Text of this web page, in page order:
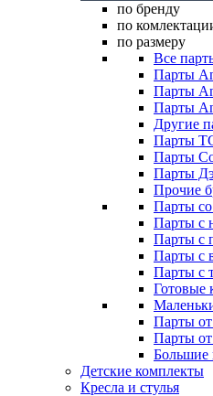
по бренду
по
по размеру
Все
Парты
Парты
Парты
Другие
Парты
Парты
Парты
Прочие
Парты
Парты с
Парты с
Парты с
Парты с
Готовые
Парты
Парты
Большие
Детские комплекты
Кресла и стулья